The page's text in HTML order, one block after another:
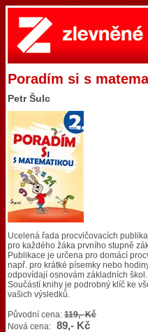
Poradím si s
Petr Šulc
Ucelená řada procvičovacích
pro každého žáka prvního stupně
Publikace je určena pro domácí
např. pro krátké písemky nebo
odpovídají osnovám základních škol.
Součástí knihy je podrobný klíč ke
vašich výsledků.
Původní cena: 119,- Kč
Nová cena: 89,- Kč